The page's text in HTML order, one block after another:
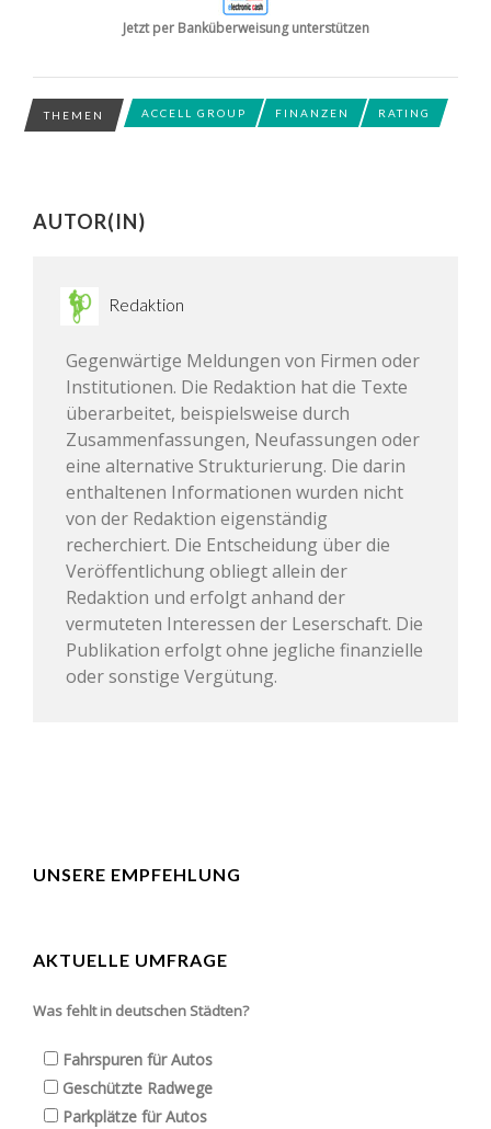
Jetzt per Banküberweisung unterstützen
THEMEN ACCELL GROUP FINANZEN RATING
AUTOR(IN)
Redaktion
Gegenwärtige Meldungen von Firmen oder
Institutionen. Die Redaktion hat die Texte
überarbeitet, beispielsweise durch
Zusammenfassungen, Neufassungen oder
eine alternative Strukturierung. Die darin
enthaltenen Informationen wurden nicht
von der Redaktion eigenständig
recherchiert. Die Entscheidung über die
Veröffentlichung obliegt allein der
Redaktion und erfolgt anhand der
vermuteten Interessen der Leserschaft. Die
Publikation erfolgt ohne jegliche finanzielle
oder sonstige Vergütung.
UNSERE EMPFEHLUNG
AKTUELLE UMFRAGE
Was fehlt in deutschen Städten?
Fahrspuren für Autos
Geschützte Radwege
Parkplätze für Autos